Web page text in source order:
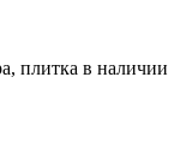
плитка в наличии